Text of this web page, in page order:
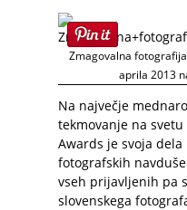
Zmagovalna
aprila 2013
Na največje
tekmovanje na
Awards je svoja
fotografskih
vseh prijavljenih pa
slovenskega